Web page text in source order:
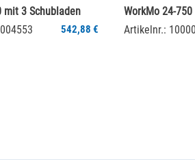
mit 3 Schubladen
542,88 €
WorkMo 24-
Artikelnr.: